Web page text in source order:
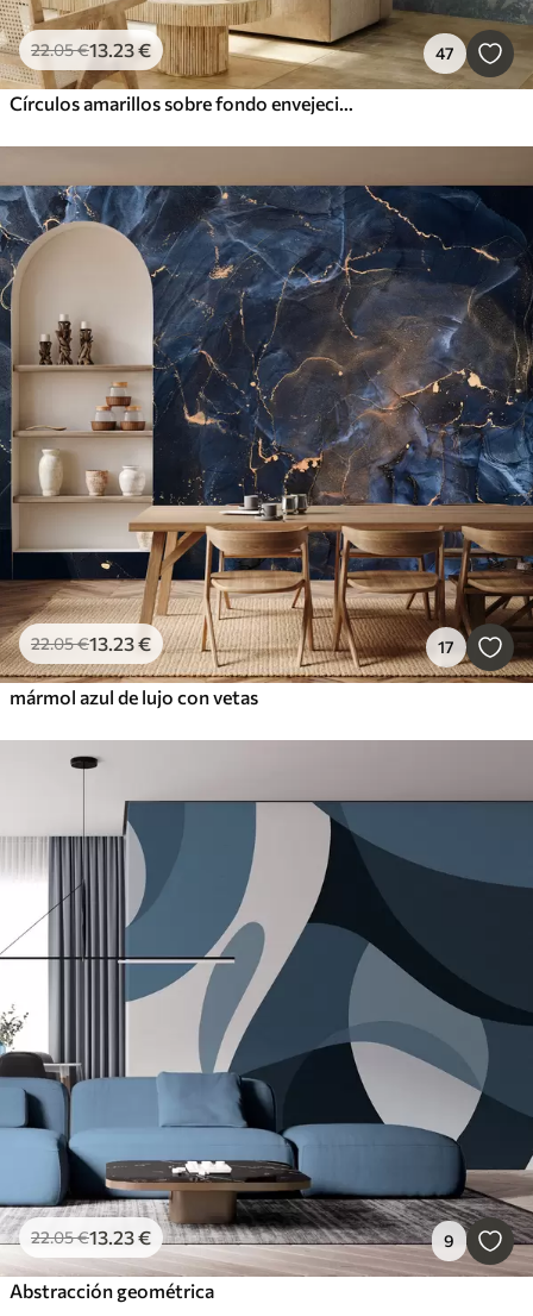
22.05€13.23€ 47
Círculos amarillos sobre fondo envejecido
22.05€13.23€ 17
mármol azul de lujo con vetas
22.05€13.23€ 9
Abstracción geométrica